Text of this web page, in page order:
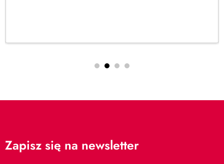
Zapisz się na newsletter